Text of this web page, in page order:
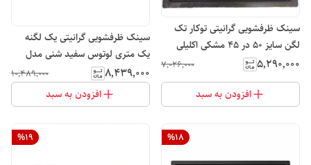
سینک ظرفشویی گرانیتی توکار تک
لگن سایز 50 در 45 مشکی اکلیلی
لوتوس
۵٬۲۹۰٬۰۰۰ ۷٬۰۲۶٬۰۰۰
افزودن به سبد
سینک ظرفشویی گرانیتی یک لگنه
یک متری لوتوس سفید شنی مدل
L102
۸٬۴۳۹٬۰۰۰ ۱۰٬۴۸۹٬۰۰۰
افزودن به سبد
%18
%19